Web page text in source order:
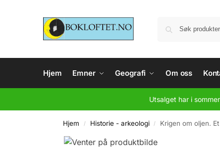
Hjem Emner Geografi Om oss
Utsalget har i
Hjem / Historie - arkeologi / Krigen om oljen.